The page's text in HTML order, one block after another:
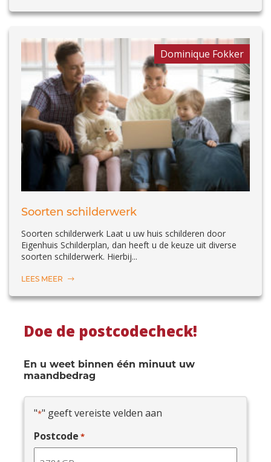
Dominique Fokker
Soorten schilderwerk
Soorten schilderwerk Laat u uw huis schilderen door
Eigenhuis Schilderplan, dan heeft u de keuze uit diverse
soorten schilderwerk. Hierbij...
LEES MEER
Doe de postcodecheck!
En u weet binnen één minuut uw
maandbedrag
"*" geeft vereiste velden aan
Postcode *